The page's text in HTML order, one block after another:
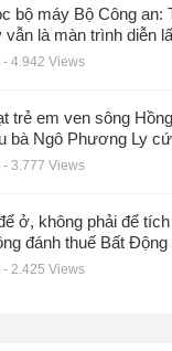
bộ máy Bộ Công an:
vẫn là màn trình diễn
- 4.942 Views
trẻ em ven sông
bà Ngô Phương Ly
- 3.777 Views
ở, không phải để
đánh thuế Bất
- 2.425 Views